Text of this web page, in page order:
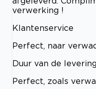
verwerking !
Klantenservice
Perfect, naar
Duur van de levering
Perfect, zoals